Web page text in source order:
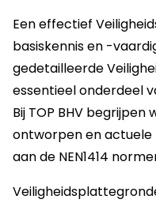
Een effectief
basiskennis en -
gedetailleerde
essentieel onderdeel
Bij TOP BHV
ontworpen en
aan de NEN1414